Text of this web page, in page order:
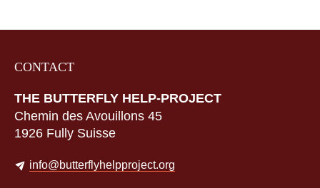
CONTACT
THE BUTTERFLY HELP-PROJECT
Chemin des Avouillons 45
1926 Fully Suisse
info@butterflyhelpproject.org